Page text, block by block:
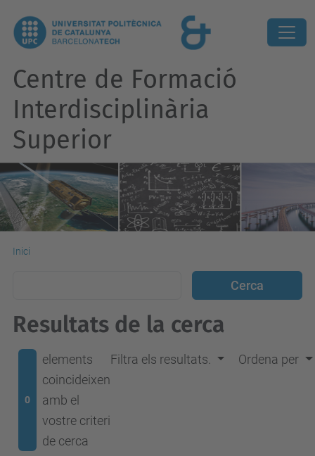
Centre de Formació
Interdisciplinària
Superior
Inici
Resultats de la cerca
0
elements
coincideixen
amb el
vostre criteri
de cerca
Filtra els resultats. Ordena per